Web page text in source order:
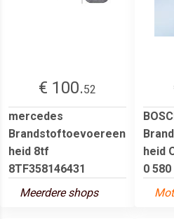
€ 100.52
mercedes
Brandstoftoevoereen
heid 8tf
8TF358146431
Meerdere shops
heid
0 580